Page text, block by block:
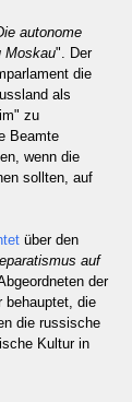
autonome
Moskau". Der
die
als
zu
Beamte
wenn die
sollten, auf
über den
auf
der
behauptet, die
die russische
Kultur in